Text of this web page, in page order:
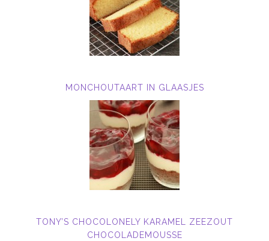
MONCHOUTAART IN GLAASJES
TONY’S CHOCOLONELY KARAMEL ZEEZOUT
CHOCOLADEMOUSSE